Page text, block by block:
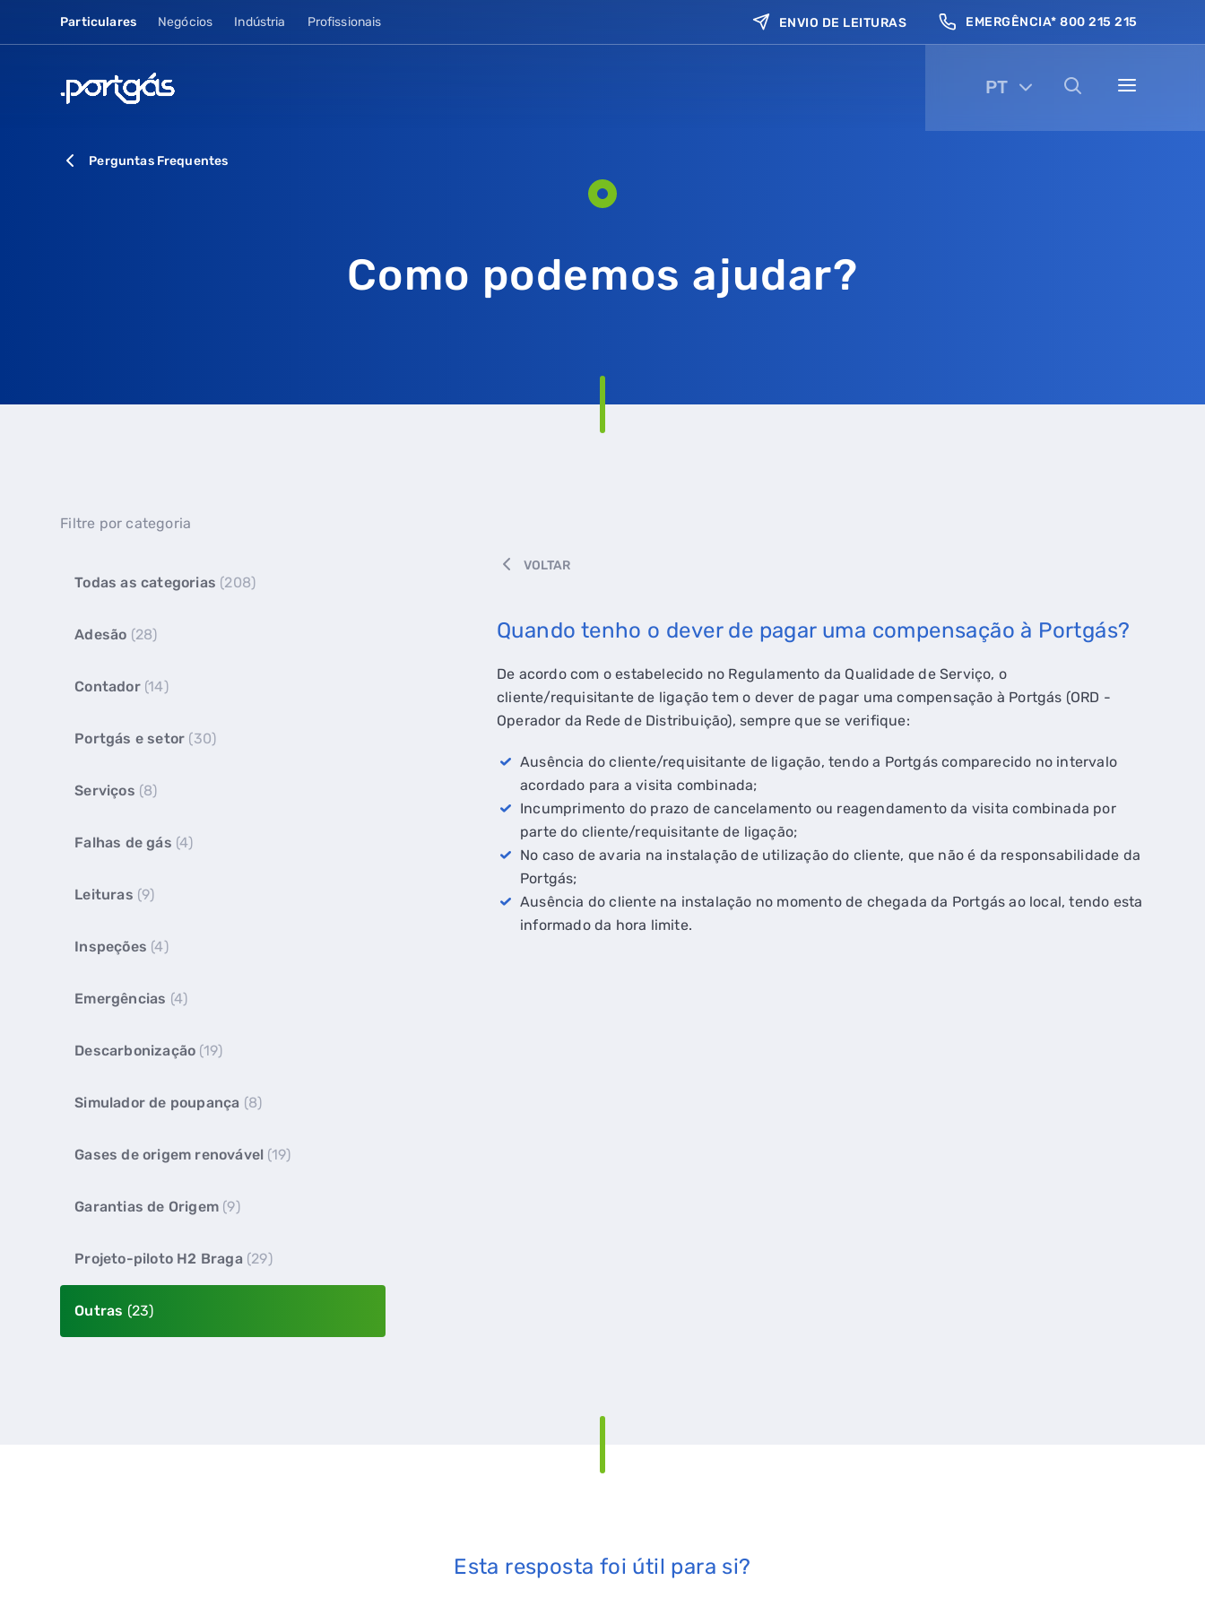
Particulares Negócios Indústria Profissionais ENVIO DE LEITURAS EMERGÊNCIA* 800 215 215
PT
Perguntas Frequentes
Como podemos ajudar?
Filtre por categoria
Todas as categorias (208)
Adesão (28)
Contador (14)
Portgás e setor (30)
Serviços (8)
Falhas de gás (4)
Leituras (9)
Inspeções (4)
Emergências (4)
Descarbonização (19)
Simulador de poupança (8)
Gases de origem renovável (19)
Garantias de Origem (9)
Projeto-piloto H2 Braga (29)
Outras (23)
VOLTAR
Quando tenho o dever de pagar uma compensação à Portgás?
De acordo com o estabelecido no Regulamento da Qualidade de Serviço, o
cliente/requisitante de ligação tem o dever de pagar uma compensação à Portgás (ORD -
Operador da Rede de Distribuição), sempre que se verifique:
Ausência do cliente/requisitante de ligação, tendo a Portgás comparecido no intervalo
acordado para a visita combinada;
Incumprimento do prazo de cancelamento ou reagendamento da visita combinada por
parte do cliente/requisitante de ligação;
No caso de avaria na instalação de utilização do cliente, que não é da responsabilidade da
Portgás;
Ausência do cliente na instalação no momento de chegada da Portgás ao local, tendo esta
informado da hora limite.
Esta resposta foi útil para si?